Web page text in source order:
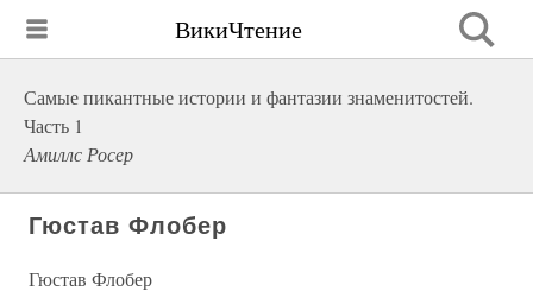
ВикиЧтение
Самые пикантные истории и фантазии знаменитостей.
Часть 1
Амиллс Росер
Гюстав Флобер
Гюстав Флобер